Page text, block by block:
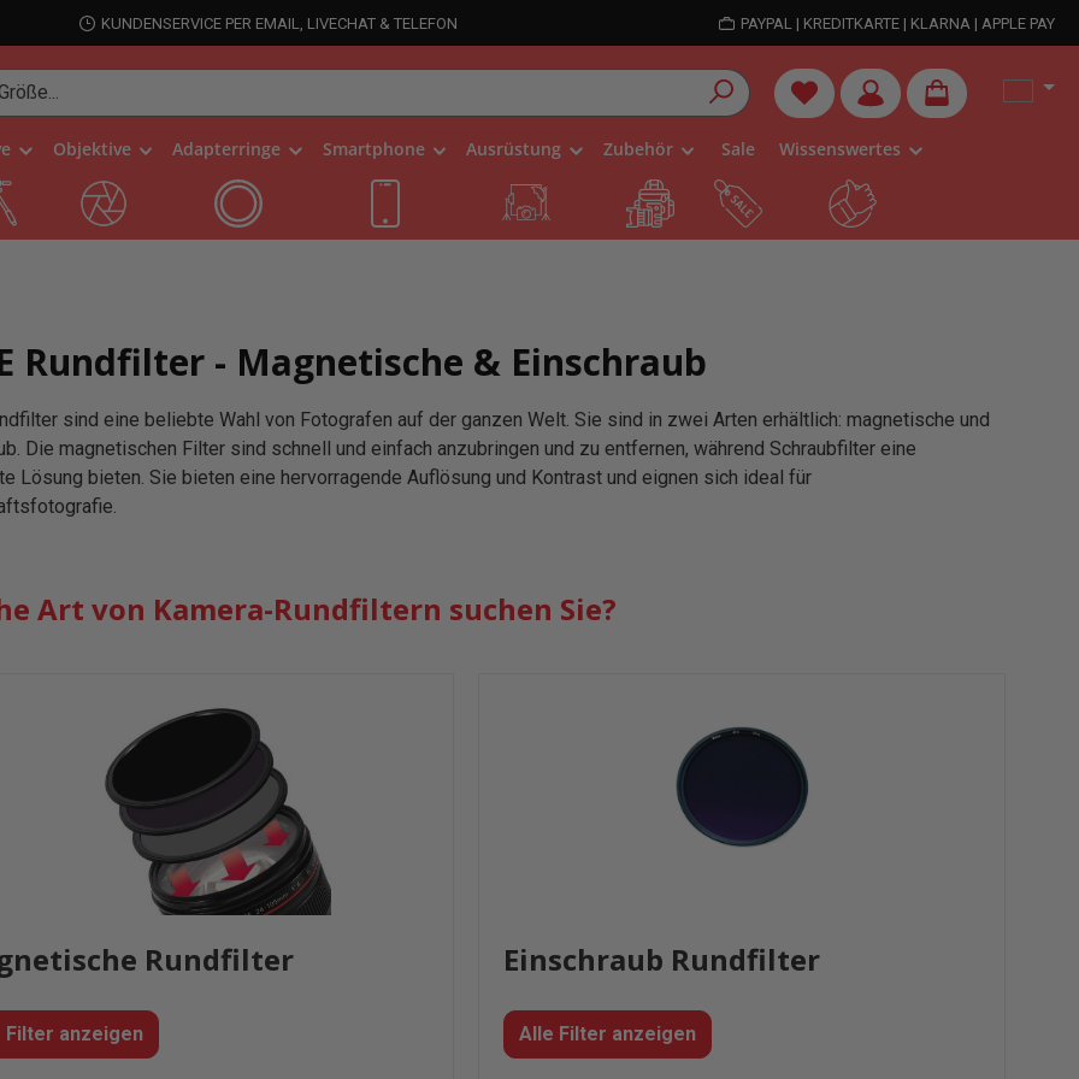
KUNDENSERVICE PER EMAIL, LIVECHAT & TELEFON PAYPAL | KREDITKARTE | KLARNA | APPLE PAY
Du hast 0 Produkte auf dem
Objektive Adapterringe Smartphone Ausrüstung Zubehör Sale Wissenswertes
Rundfilter - Magnetische & Einschraub
sind eine beliebte Wahl von Fotografen auf der ganzen Welt. Sie sind in zwei Arten erhältlich: magnetische und
Die magnetischen Filter sind schnell und einfach anzubringen und zu entfernen, während Schraubfilter eine
Lösung bieten. Sie bieten eine hervorragende Auflösung und Kontrast und eignen sich ideal für
Art von Kamera-Rundfiltern suchen Sie?
Rundfilter
Filter anzeigen
Einschraub Rundfilter
Alle Filter anzeigen